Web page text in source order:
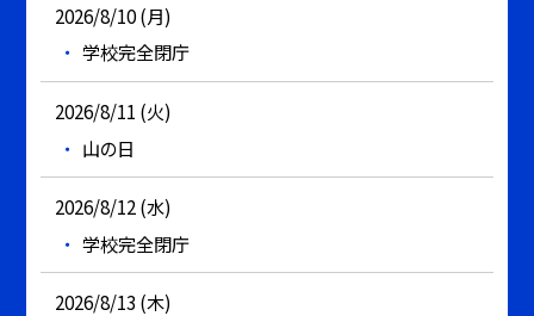
2026/8/10 (月)
学校完全閉庁
2026/8/11 (火)
山の日
2026/8/12 (水)
学校完全閉庁
2026/8/13 (木)